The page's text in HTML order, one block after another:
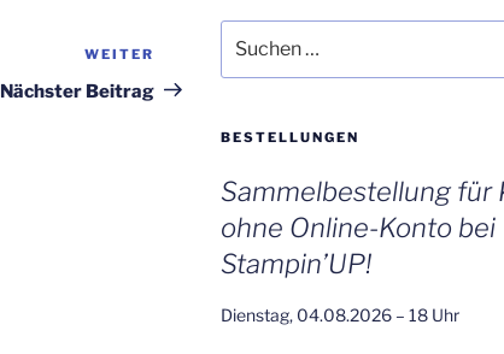
Nächster
Beitrag
WEITER
Nächster Beitrag
nach:
BESTELLUNGEN
Sammelbestellung für
ohne Online-Konto bei
Stampin’UP!
Dienstag, 04.08.2026 – 18 Uhr